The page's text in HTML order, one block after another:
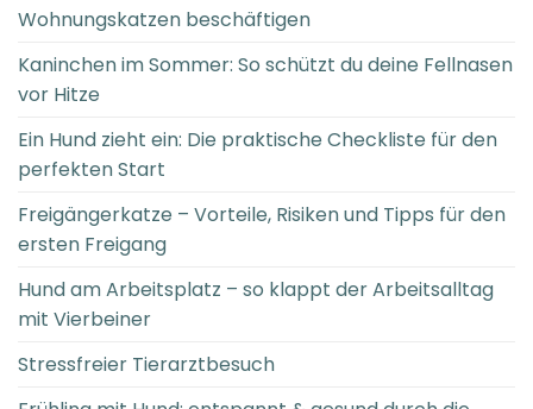
Wohnungskatzen beschäftigen
Kaninchen im Sommer: So schützt du deine Fellnasen
vor Hitze
Ein Hund zieht ein: Die praktische Checkliste für den
perfekten Start
Freigängerkatze – Vorteile, Risiken und Tipps für den
ersten Freigang
Hund am Arbeitsplatz – so klappt der Arbeitsalltag
mit Vierbeiner
Stressfreier Tierarztbesuch